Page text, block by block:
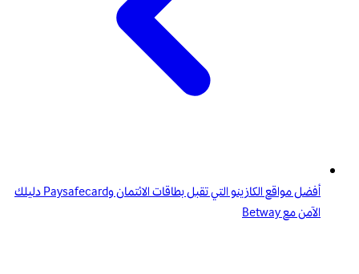
أفضل مواقع الكازينو التي تقبل بطاقات الائتمان وPaysafecard دليلك
الآمن مع Betway